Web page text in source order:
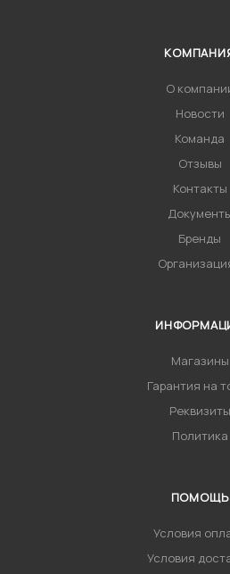
О
Новости
Команда
Отзывы
Контакты
Бренды
Магазины
Гарантия на
Реквизиты
Политика
ПОМОЩЬ
Условия
Условия